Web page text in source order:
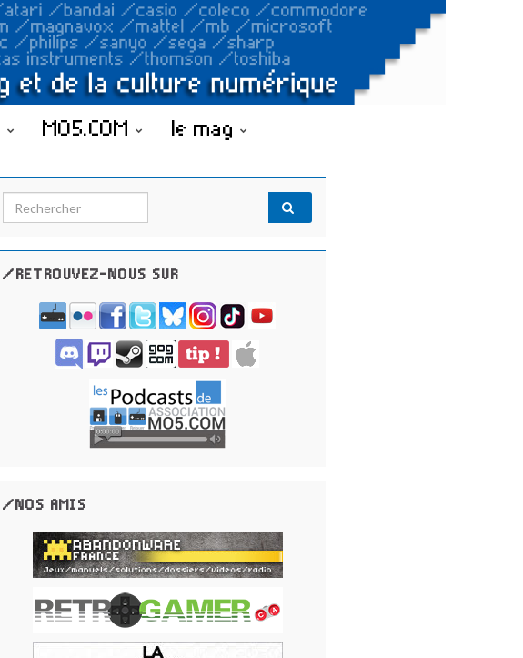
MO5.COM le mag
Search for:
/RETROUVEZ-NOUS SUR
/NOS AMIS